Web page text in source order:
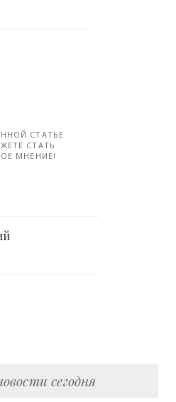
СТАТЬЕ
СТАТЬ
МНЕНИЕ!
сегодня